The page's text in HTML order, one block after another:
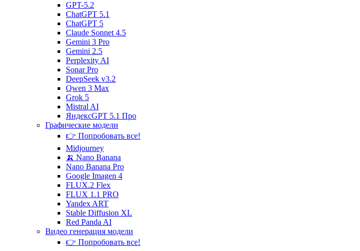
GPT-5.2
ChatGPT 5.1
ChatGPT 5
Claude Sonnet 4.5
Gemini 3 Pro
Gemini 2.5
Perplexity AI
Sonar Pro
DeepSeek v3.2
Qwen 3 Max
Grok 5
Mistral AI
ЯндексGPT 5.1 Про
Графические модели
👉 Попробовать все!
Midjourney
🍌 Nano Banana
Nano Banana Pro
Google Imagen 4
FLUX.2 Flex
FLUX 1.1 PRO
Yandex ART
Stable Diffusion XL
Red Panda AI
Видео генерация модели
👉 Попробовать все!